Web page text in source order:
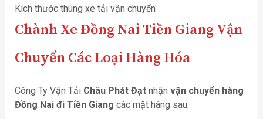
Kích thước thùng xe tải vận chuyển
Chành Xe Đồng Nai Tiền Giang Vận
Chuyển Các Loại Hàng Hóa
Công Ty Vận Tải Châu Phát Đạtnhận vận chuyển hàng
Đồng Nai đi Tiền Giang các mặt hàng sau: